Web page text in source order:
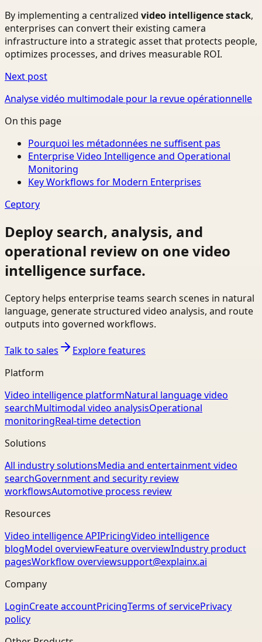
By implementing a centralized video intelligence stack,
enterprises can convert their existing camera
infrastructure into a strategic asset that protects people,
optimizes processes, and drives measurable ROI.
Next post
Analyse vidéo multimodale pour la revue opérationnelle
On this page
Pourquoi les métadonnées ne suffisent pas
Enterprise Video Intelligence and Operational
Monitoring
Key Workflows for Modern Enterprises
Ceptory
Deploy search, analysis, and
operational review on one video
intelligence surface.
Ceptory helps enterprise teams search scenes in natural
language, generate structured video analysis, and route
outputs into governed workflows.
Talk to sales
Explore features
Platform
Video intelligence platformNatural language video
searchMultimodal video analysisOperational
monitoringReal-time detection
Solutions
All industry solutionsMedia and entertainment video
searchGovernment and security review
workflowsAutomotive process review
Resources
Video intelligence APIPricingVideo intelligence
blogModel overviewFeature overviewIndustry product
pagesWorkflow overviewsupport@explainx.ai
Company
LoginCreate accountPricingTerms of servicePrivacy
policy